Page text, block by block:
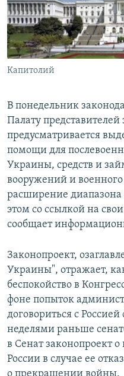
Капитолий
В понедельник
Палату
предусматривается
помощи для
Украины, средств и
вооружений и
расширение
этом со ссылкой на
сообщает
Законопроект,
Украины", отражает,
беспокойство в
фоне попыток
договориться с
неделями раньше
в Сенат законопроект
России в случае ее